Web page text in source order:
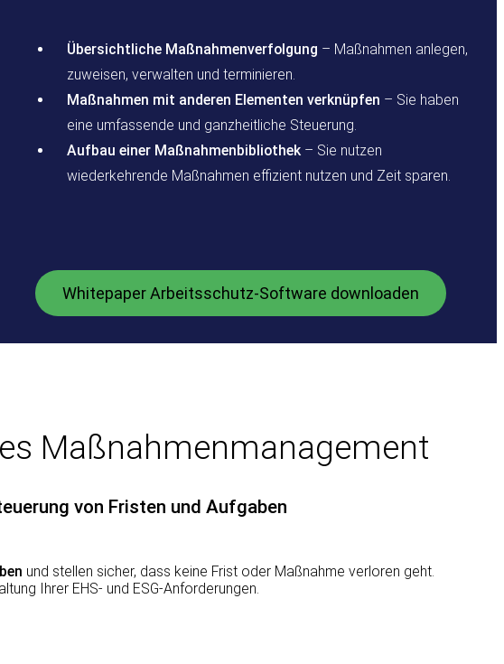
Übersichtliche Maßnahmenverfolgung – Maßnahmen anlegen,
zuweisen, verwalten und terminieren.
Maßnahmen mit anderen Elementen verknüpfen – Sie haben
eine umfassende und ganzheitliche Steuerung.
Aufbau einer Maßnahmenbibliothek– Sie nutzen
wiederkehrende Maßnahmen effizient nutzen und Zeit sparen.
Whitepaper Arbeitsschutz-Software downloaden
Maßnahmenmanagement
von Fristen und Aufgaben
und stellen sicher, dass keine Frist oder Maßnahme verloren geht.
Ihrer EHS- und ESG-Anforderungen.